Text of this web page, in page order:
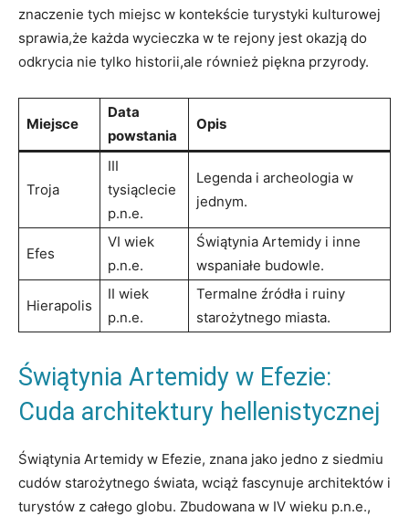
znaczenie tych miejsc w kontekście turystyki kulturowej
sprawia,że każda wycieczka w te rejony jest okazją do
odkrycia nie tylko historii,ale również piękna przyrody.
Miejsce
Data
powstania
Opis
Troja
III
tysiąclecie
p.n.e.
Legenda i archeologia w
jednym.
Efes
VI wiek
p.n.e.
Świątynia Artemidy i inne
wspaniałe budowle.
Hierapolis
II wiek
p.n.e.
Termalne źródła i ruiny
starożytnego miasta.
Świątynia Artemidy w Efezie:
Cuda architektury hellenistycznej
Świątynia Artemidy w Efezie, znana jako jedno z siedmiu
cudów starożytnego świata, wciąż fascynuje architektów i
turystów z całego globu. Zbudowana w IV wieku p.n.e.,